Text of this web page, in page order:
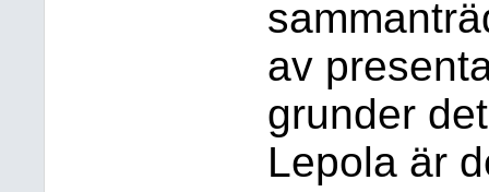
av
grunder
Lepola är